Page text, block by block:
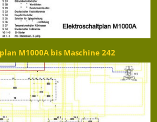
M1000A bis Maschine 242